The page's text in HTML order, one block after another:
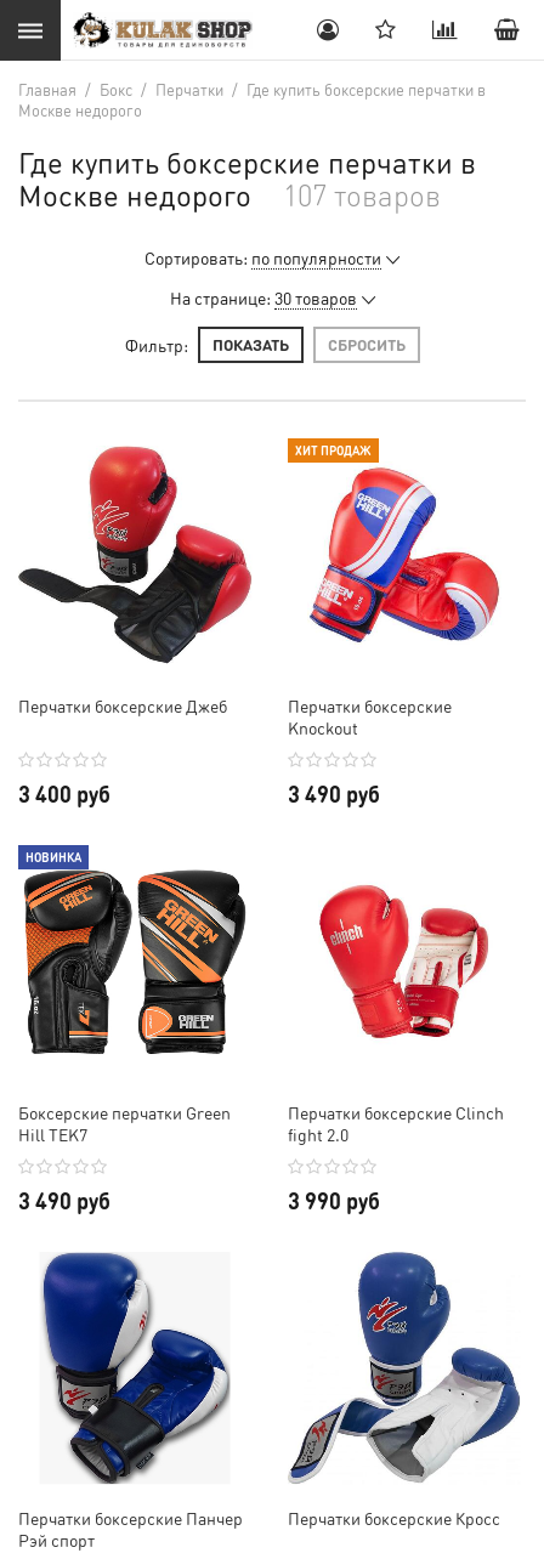
Главная / Бокс / Перчатки / Где купить боксерские перчатки в
Москве недорого
Где купить боксерские перчатки в
Москве недорого
107 товаров
Сортировать: по популярности
На странице: 30 товаров
Фильтр: ПОКАЗАТЬ СБРОСИТЬ
Перчатки боксерские Джеб
3 400 руб
ХИТ ПРОДАЖ
Перчатки боксерские
Knockout
3 490 руб
НОВИНКА
Боксерские перчатки Green
Hill TEK7
3 490 руб
Перчатки боксерские Clinch
fight 2.0
3 990 руб
Перчатки боксерские Панчер
Рэй спорт
Перчатки боксерские Кросс